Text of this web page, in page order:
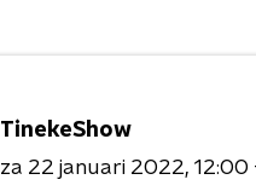
TinekeShow
za 22 januari 2022 12:00